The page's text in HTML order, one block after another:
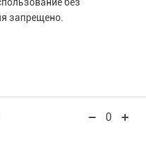
запрещено.
0